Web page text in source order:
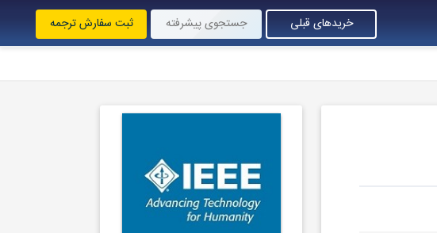
خریدهای قبلی جستجوی پیشرفته ثبت سفارش ترجمه